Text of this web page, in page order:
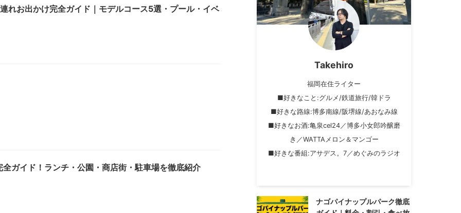
れお出かけ完全ガイド｜モデルコース5選・プール・イベ
ガイド！ランチ・公園・商店街・駐車場を徹底紹介
Takehiro
福岡在住ライター
■好きなこと:グルメ/鉄道旅行/韓ドラ
■好きな路線:博多南線/阪堺線/あおなみ線
■好きなお酒:亀泉cel24／博多小女郎吟醸磨
き／WATTAメロン＆マンゴー
■好きな番組:アサデス。7／めぐみのラジオ
ナゴパイナップルパーク徹底